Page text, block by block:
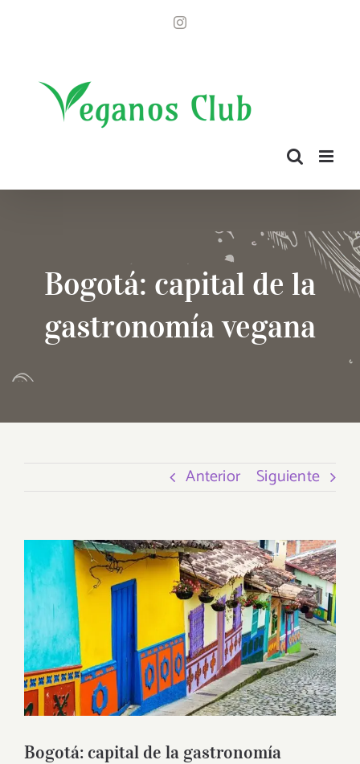
Instagram
Bogotá: capital de la
gastronomía vegana
Anterior Siguiente
Bogotá: capital de la gastronomía